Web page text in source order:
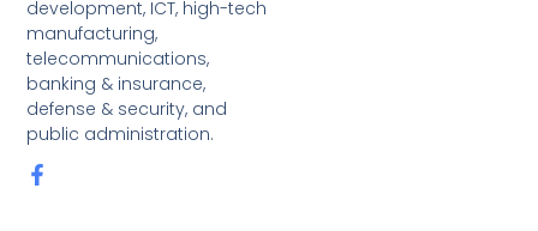
development, ICT, high-tech
manufacturing,
telecommunications,
banking & insurance,
defense & security, and
public administration.